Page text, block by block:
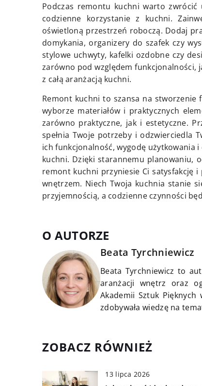
Podczas remontu kuchni warto zwrócić
codzienne korzystanie z kuchni.
oświetloną przestrzeń roboczą. Dodaj
domykania, organizery do szafek czy
stylowe uchwyty, kafelki ozdobne czy
zarówno pod względem funkcjonalności,
z całą aranżacją kuchni.
Remont kuchni to szansa na
wyborze materiałów i praktycznych
zarówno praktyczne, jak i estetyczne.
spełnia Twoje potrzeby i odzwierciedla
ich funkcjonalność, wygodę użytkowania
kuchni. Dzięki starannemu planowaniu,
remont kuchni przyniesie Ci satysfakcję
wnętrzem. Niech Twoja kuchnia stanie
przyjemnością, a codzienne czynności
O AUTORZE
Beata Tyrchniewicz
Beata Tyrchniewicz to
aranżacji wnętrz oraz
Akademii Sztuk Pięknych
zdobywała wiedzę na
ZOBACZ RÓWNIEŻ
13 lipca 2026